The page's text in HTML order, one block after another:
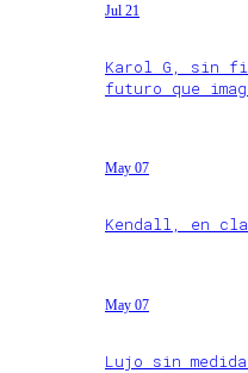
Jul 21
Karol G, sin
futuro que
May 07
Kendall, en
May 07
Lujo sin